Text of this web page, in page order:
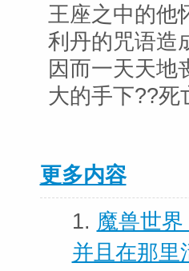
王座之中的他
利丹的咒语造
因而一天天地
大的手下??死
更多内容
1. 魔兽世
并且在那里